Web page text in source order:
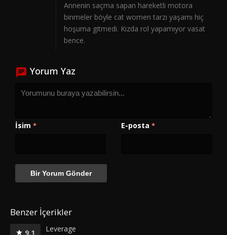
Annenin saçma sapan hareketli motora
binmeler böyle cat women tarzı yaşamı hiç
hoşuma gitmedi. Kızda rol yapamıyor vasat
bence.
Yorum Yaz
İsim * E-posta *
Benzer İçerikler
9.1 Leverage